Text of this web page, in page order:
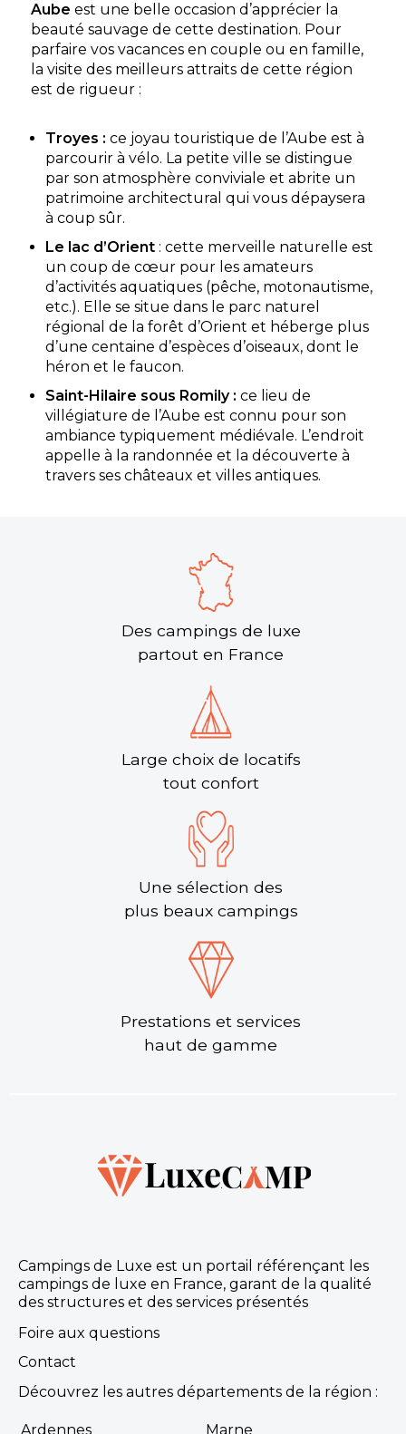
Aube est une belle occasion d’apprécier la
beauté sauvage de cette destination. Pour
parfaire vos vacances en couple ou en famille,
la visite des meilleurs attraits de cette région
est de rigueur :
Troyes : ce joyau touristique de l’Aube est à
parcourir à vélo. La petite ville se distingue
par son atmosphère conviviale et abrite un
patrimoine architectural qui vous dépaysera
à coup sûr.
Le lac d’Orient : cette merveille naturelle est
un coup de cœur pour les amateurs
d’activités aquatiques (pêche, motonautisme,
etc.). Elle se situe dans le parc naturel
régional de la forêt d’Orient et héberge plus
d’une centaine d’espèces d’oiseaux, dont le
héron et le faucon.
Saint-Hilaire sous Romily :ce lieu de
villégiature de l’Aube est connu pour son
ambiance typiquement médiévale. L’endroit
appelle à la randonnée et la découverte à
travers ses châteaux et villes antiques.
Des campings de luxe
partout en France
Large choix de locatifs
tout confort
Une sélection des
plus beaux campings
Prestations et services
haut de gamme
Campings de Luxe est un portail référençant les
campings de luxe en France, garant de la qualité
des structures et des services présentés
Foire aux questions
Contact
Découvrez les autres départements de la région :
Ardennes Marne